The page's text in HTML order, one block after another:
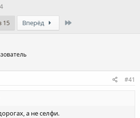
15 Вперёд
#41
а не селфи.